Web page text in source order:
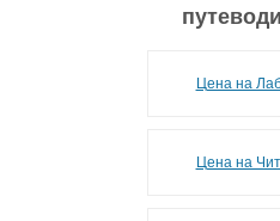
Цена на
Цена на